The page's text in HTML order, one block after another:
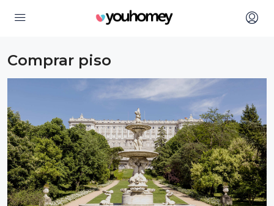
Comprar piso